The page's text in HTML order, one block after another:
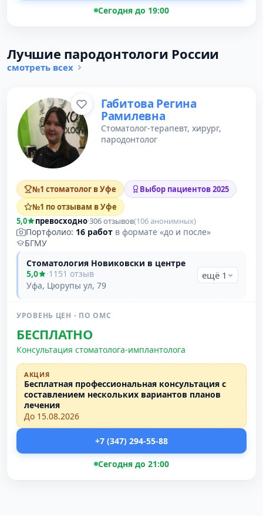
Сегодня до 19:00
Лучшие пародонтологи России
смотреть всех
Габитова Регина
Рамилевна
Стоматолог-терапевт, хирург,
пародонтолог
№1 стоматолог в Уфе
Выбор пациентов 2025
№1 по отзывам в Уфе
5,0
превосходно·306 отзывов(106 анонимных)
Портфолио: 16 работ в формате «до и после»
БГМУ
Стоматология Новиковски в центре
5,0
·1151 отзыв
Уфа, Цюрупы ул, 79
ещё 1
УРОВЕНЬ ЦЕН - ПО ОМС
БЕСПЛАТНО
Консультация стоматолога-имплантолога
АКЦИЯ
Бесплатная профессиональная консультация с
составлением нескольких вариантов планов
лечения
До 15.08.2026
+7 (347) 294-55-88
Сегодня до 21:00